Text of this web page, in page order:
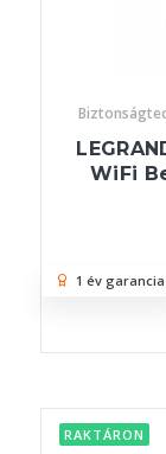
WiFi
1 év garancia
RAKTÁRON